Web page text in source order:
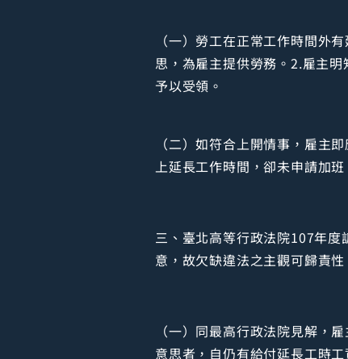
（一）勞工在正常工作時間外
思，為雇主提供勞務。2.雇主
予以受領。
（二）如符合上開情事，雇主
上延長工作時間，卻未申請加
三、臺北高等行政法院107年
意，故欠缺違法之主觀可歸責
（一）同最高行政法院見解，
意思者，自仍有給付延長工時工